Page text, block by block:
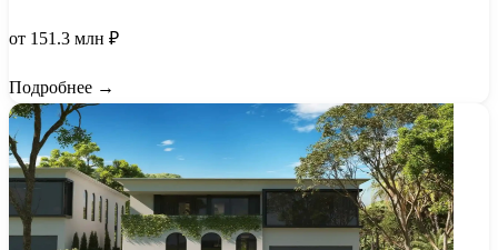
от 151.3 млн ₽
Подробнее →